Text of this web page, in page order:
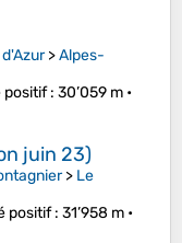
>Alpes-
positif: 30’059 m •
juin 23)
> Le
positif: 31’958 m •